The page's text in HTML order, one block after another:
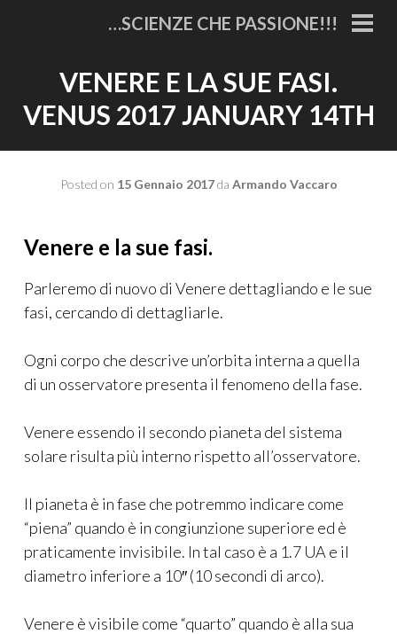
…SCIENZE CHE PASSIONE!!!
VENERE E LA SUE FASI.
VENUS 2017 JANUARY 14TH
Posted on 15 Gennaio 2017da Armando Vaccaro
Venere e la sue fasi.
Parleremo di nuovo di Venere dettagliando e le sue
fasi, cercando di dettagliarle.
Ogni corpo che descrive un’orbita interna a quella
di un osservatore presenta il fenomeno della fase.
Venere essendo il secondo pianeta del sistema
solare risulta più interno rispetto all’osservatore.
Il pianeta è in fase che potremmo indicare come
“piena” quando è in congiunzione superiore ed è
praticamente invisibile. In tal caso è a 1.7 UA e il
diametro inferiore a 10″ (10 secondi di arco).
Venere è visibile come “quarto” quando è alla sua